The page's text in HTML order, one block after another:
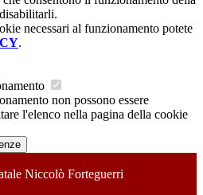
necessari al funzionamento potete
.
non possono essere
l'elenco nella pagina della cookie
Niccolò Forteguerri